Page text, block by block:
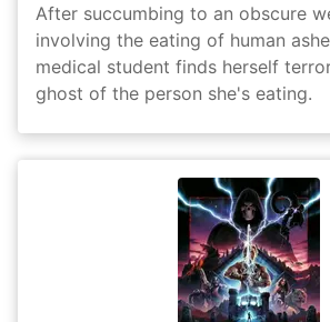
After succumbing to an obscure
involving the eating of human
medical student finds herself
ghost of the person she's eating.